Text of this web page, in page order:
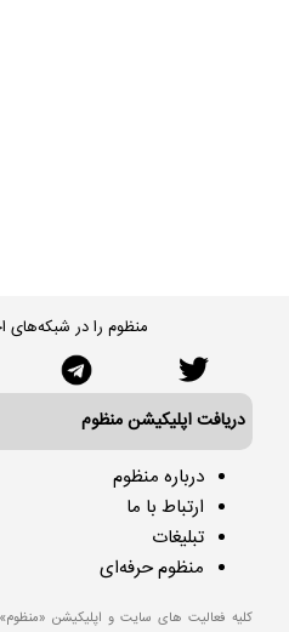
منظوم را در شبکه‌های
دریافت اپلیکیشن منظوم
درباره منظوم
ارتباط با ما
تبلیغات
منظوم حرفه‌ای
کلیه فعالیت های سایت و اپلیکیشن